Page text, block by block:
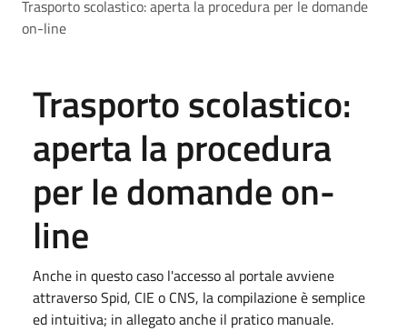
Trasporto scolastico: aperta la procedura per le domande
on-line
Trasporto scolastico:
aperta la procedura
per le domande on-
line
Anche in questo caso l'accesso al portale avviene
attraverso Spid, CIE o CNS, la compilazione è semplice
ed intuitiva; in allegato anche il pratico manuale.